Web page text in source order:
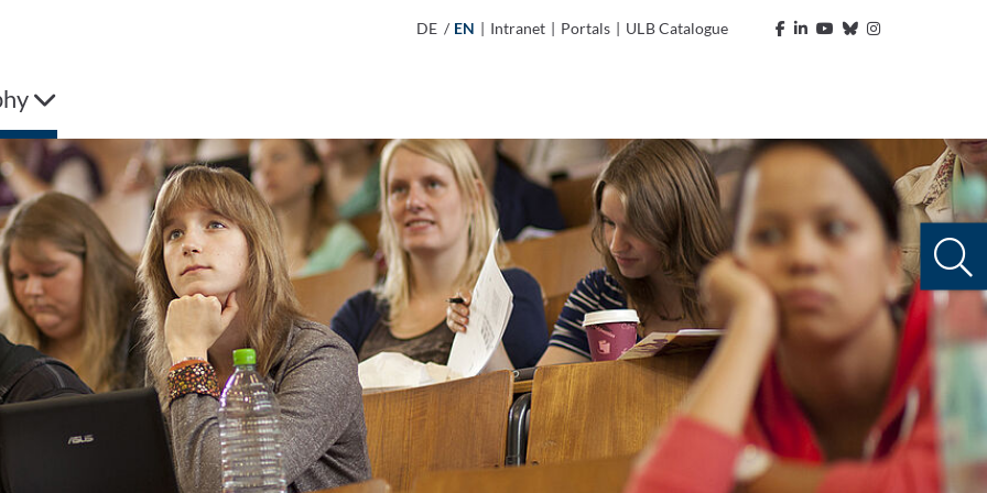
DE / EN | Intranet | Portals | ULB Catalogue